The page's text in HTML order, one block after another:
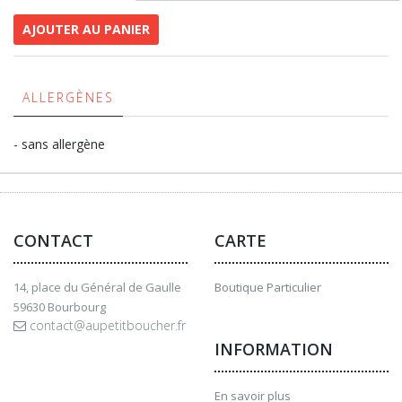
AJOUTER AU PANIER
ALLERGÈNES
- sans allergène
CONTACT
14, place du Général de Gaulle
59630 Bourbourg
contact@aupetitboucher.fr
CARTE
Boutique Particulier
INFORMATION
En savoir plus